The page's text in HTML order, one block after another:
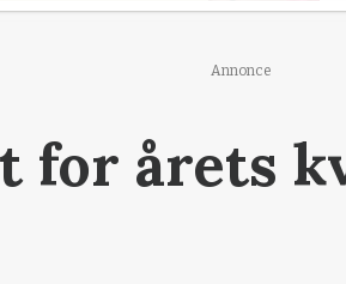
Annonce
for årets